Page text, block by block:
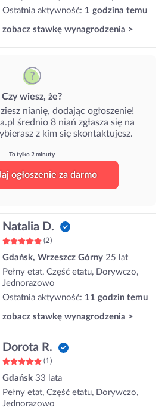
Ostatnia aktywność: 1 godzina temu
zobacz stawkę wynagrodzenia >
Czy wiesz, że?
nianię, dodając ogłoszenie!
średnio 8 niań zgłasza się na
z kim się skontaktujesz.
To tylko 2 minuty
ogłoszenie za darmo
Natalia D.
(2)
Gdańsk, Wrzeszcz Górny 25 lat
Pełny etat, Część etatu, Dorywczo,
Jednorazowo
Ostatnia aktywność: 11 godzin temu
zobacz stawkę wynagrodzenia >
Dorota R.
(1)
Gdańsk 33 lata
Pełny etat, Część etatu, Dorywczo,
Jednorazowo